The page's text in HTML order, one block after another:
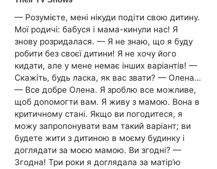
— Розумієте, мені нікуди подіти свою дитину.
Мої родичі: бабуся і мама-кинули нас! Я
знову розридалася. — Я не знаю, що я буду
робити без своєї дитини! Я не хочу його
кидати, але у мене немає інших варіантів! —
Скажіть, будь ласка, як вас звати? — Олена…
— Все добре Олена. Я зроблю все можливе,
щоб доnомогти вам. Я живу з мамою. Вона в
критичному стані. Якщо ви погодитеся, я
можу запропонувати вам такий варіант; ви
будете жити з дитиною в моєму будинку і
доглядати за моєю мамою. Ви згодні? —
Згодна! Три роки я доглядала за матір’ю